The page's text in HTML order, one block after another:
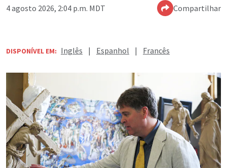
4 agosto 2026, 2:04 p.m. MDT Compartilhar
DISPONÍVEL EM: Inglês | Espanhol | Francês